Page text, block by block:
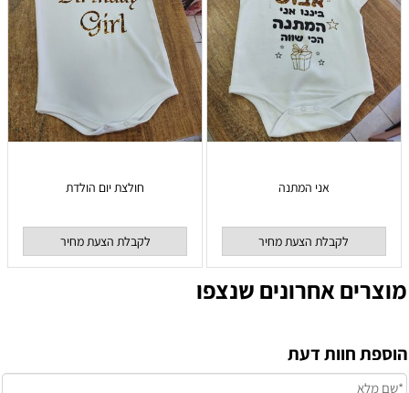
אני המתנה
לקבלת הצעת מחיר
חולצת יום הולדת
לקבלת הצעת מחיר
מוצרים אחרונים שנצפו
הוספת חוות דעת